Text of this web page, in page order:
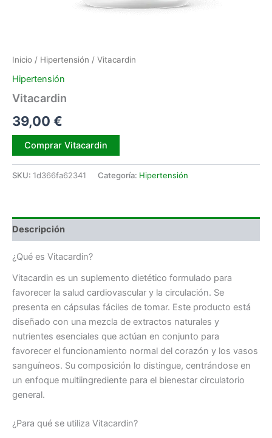
Inicio / Hipertensión / Vitacardin
Hipertensión
Vitacardin
39,00 €
Comprar Vitacardin
SKU: 1d366fa62341 Categoría: Hipertensión
Descripción
¿Qué es Vitacardin?
Vitacardin es un suplemento dietético formulado para
favorecer la salud cardiovascular y la circulación. Se
presenta en cápsulas fáciles de tomar. Este producto está
diseñado con una mezcla de extractos naturales y
nutrientes esenciales que actúan en conjunto para
favorecer el funcionamiento normal del corazón y los vasos
sanguíneos. Su composición lo distingue, centrándose en
un enfoque multiingrediente para el bienestar circulatorio
general.
¿Para qué se utiliza Vitacardin?